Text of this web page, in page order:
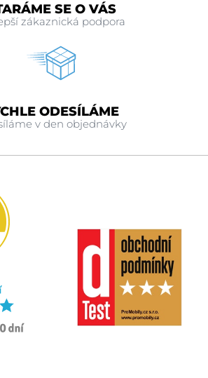
SE O VÁS
zákaznická podpora
ODESÍLÁME
v den objednávky